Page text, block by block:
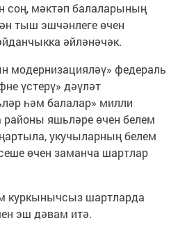
соң, мәктәп балаларының
тыш эшчәнлеге өчен
әйләнәчәк.
модернизацияләү» федераль
үстерү» дәүләт
һәм балалар» милли
яшьләре өчен белем
укучыларның белем
өчен заманча шартлар
куркынычсыз шартларда
эш дәвам итә.